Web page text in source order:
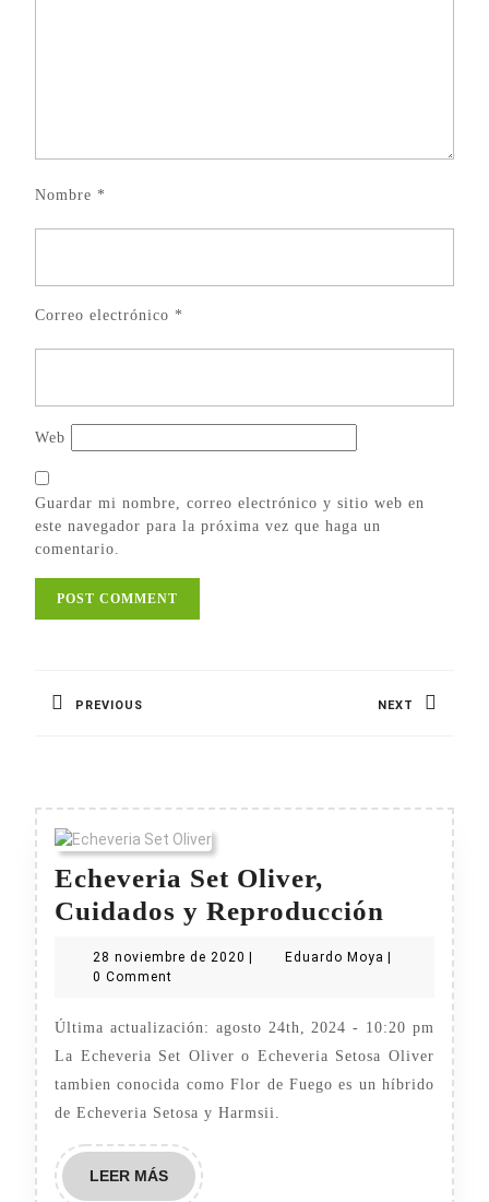
Nombre *
Correo electrónico *
Web
Guardar mi nombre, correo electrónico y sitio web en
este navegador para la próxima vez que haga un
comentario.
entradas
PREVIOUS NEXT
Echeveria Set Oliver,
Cuidados y Reproducción
Oliver,
y
28 noviembre de 2020 28
Eduardo Moya Eduardo
0 Comment
Última actualización: agosto 24th, 2024 - 10:20 pm
La Echeveria Set Oliver o Echeveria Setosa Oliver
tambien conocida como Flor de Fuego es un híbrido
de Echeveria Setosa y Harmsii.
LEER MÁSLEER
MÁS